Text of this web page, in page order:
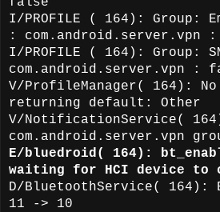
I/PROFILE ( 164): Group:
: com.android.server.vpn
I/PROFILE ( 164): Group:
com.android.server.vpn :
V/ProfileManager( 164):
returning default: Other
V/NotificationService(
com.android.server.vpn
E/bluedroid( 164):
waiting for HCI device to
D/BluetoothService( 164):
11 -> 10